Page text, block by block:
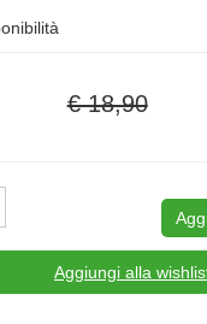
€ 18,90
Aggiungi alla